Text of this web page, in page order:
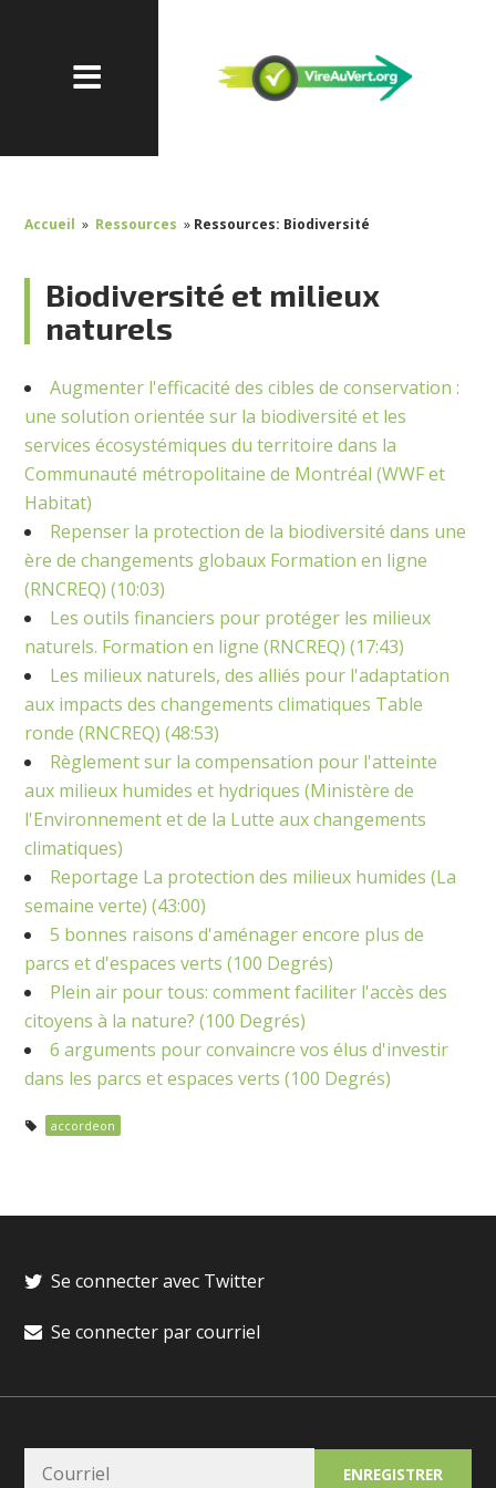
Accueil » Ressources » Ressources: Biodiversité
Biodiversité et milieux
naturels
Augmenter l'efficacité des cibles de conservation :
une solution orientée sur la biodiversité et les
services écosystémiques du territoire dans la
Communauté métropolitaine de Montréal (WWF et
Habitat)
Repenser la protection de la biodiversité dans une
ère de changements globaux Formation en ligne
(RNCREQ) (10:03)
Les outils financiers pour protéger les milieux
naturels. Formation en ligne (RNCREQ) (17:43)
Les milieux naturels, des alliés pour l'adaptation
aux impacts des changements climatiques Table
ronde (RNCREQ) (48:53)
Règlement sur la compensation pour l'atteinte
aux milieux humides et hydriques (Ministère de
l'Environnement et de la Lutte aux changements
climatiques)
Reportage La protection des milieux humides (La
semaine verte) (43:00)
5 bonnes raisons d'aménager encore plus de
parcs et d'espaces verts (100 Degrés)
Plein air pour tous: comment faciliter l'accès des
citoyens à la nature? (100 Degrés)
6 arguments pour convaincre vos élus d'investir
dans les parcs et espaces verts (100 Degrés)
accordeon
Se connecter avec Twitter
Se connecter par courriel